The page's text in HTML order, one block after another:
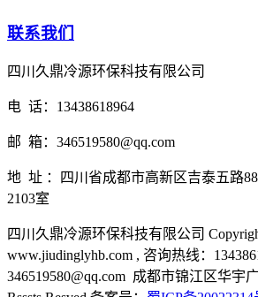
联系我们
四川久鼎冷源环保科技有限公司
电 话：13438618964
邮 箱：346519580@qq.com
地 址 ：四川省成都市高新区吉泰五路
2103室
四川久鼎冷源环保科技有限公司
www.jiudinglyhb.com , 咨询热线：
346519580@qq.com 成都市锦江区华宇